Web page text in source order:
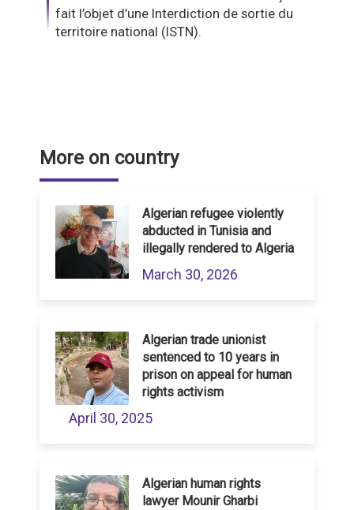
fait l’objet d’une Interdiction de sortie du
territoire national (ISTN).
More on country
Algerian refugee violently
abducted in Tunisia and
illegally rendered to Algeria
March 30, 2026
Algerian trade unionist
sentenced to 10 years in
prison on appeal for human
rights activism
April 30, 2025
Algerian human rights
lawyer Mounir Gharbi